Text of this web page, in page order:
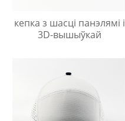
кепка з шасці панэлямі і
3D-вышыўкай